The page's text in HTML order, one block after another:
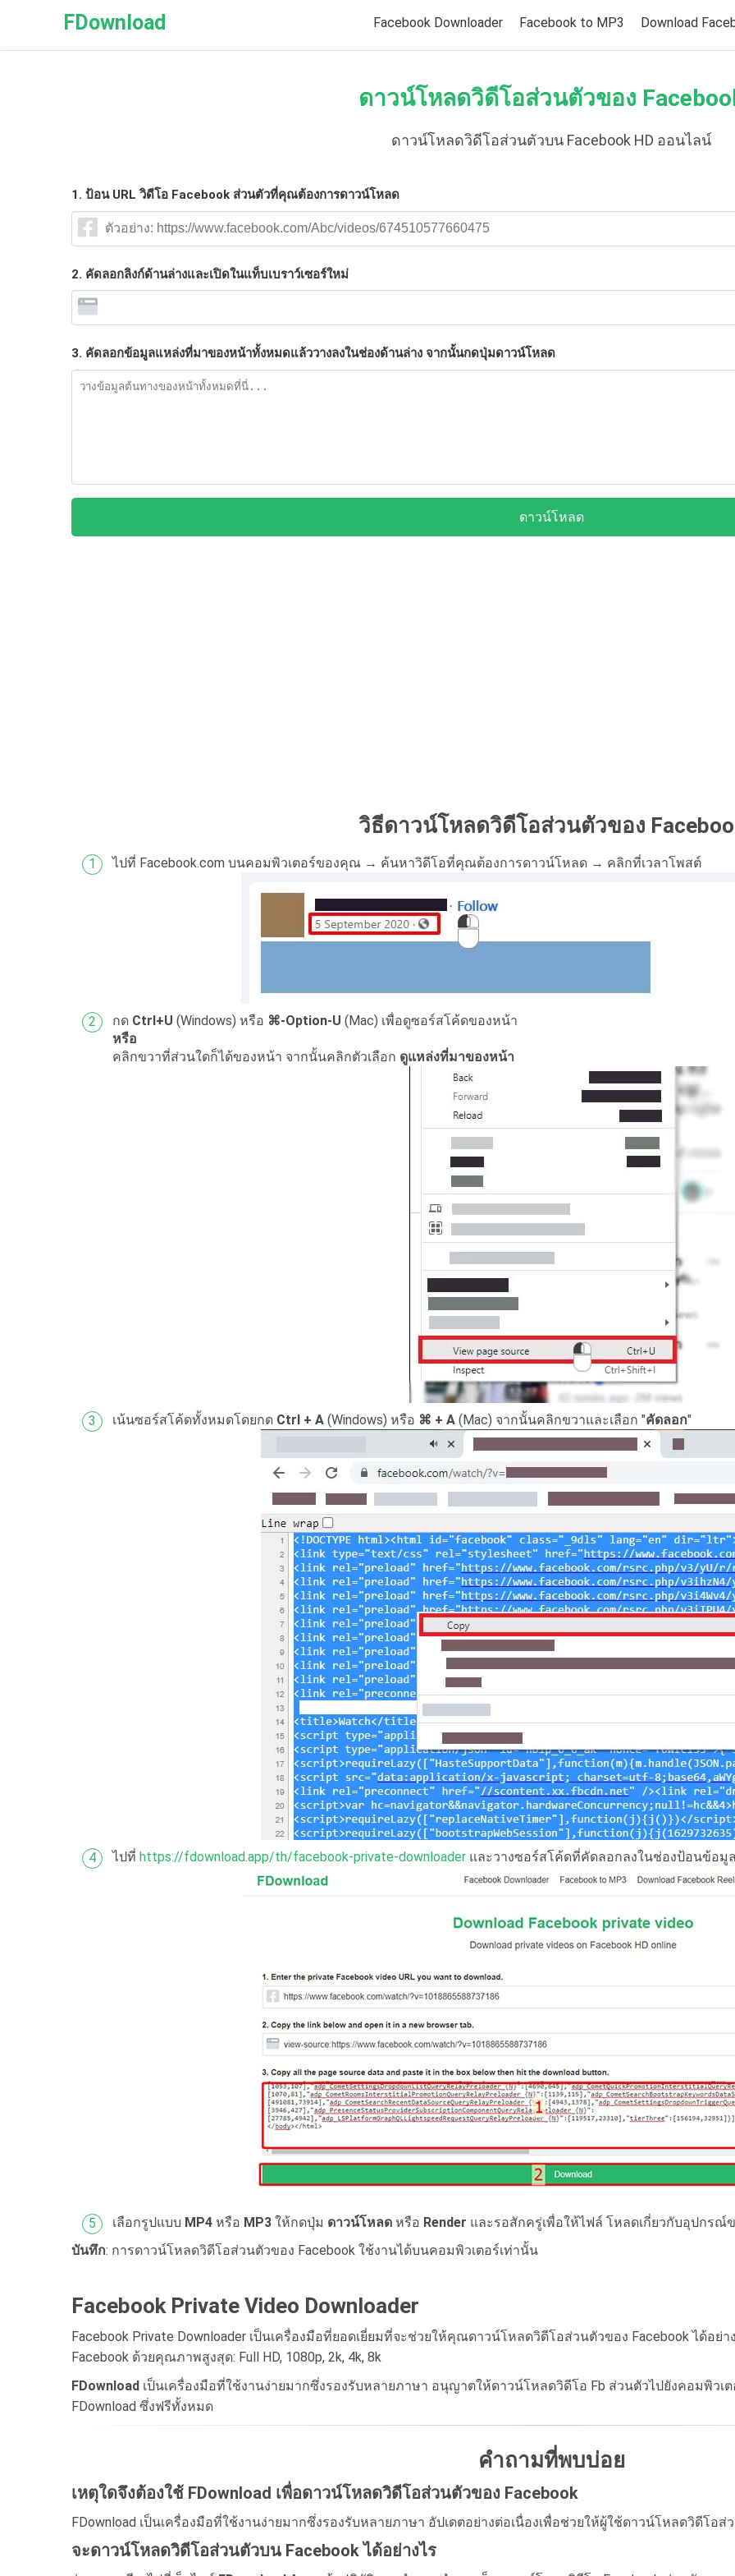
FDownload Facebook Downloader Facebook to MP3 Download
ดาวน์โหลดวิดีโอส่วนตัวของ
ดาวน์โหลดวิดีโอส่วนตัวบน Facebook HD ออนไลน์
1. ป้อน URL วิดีโอ Facebook ส่วนตัวที่คุณต้องการดาวน์โหลด
2. คัดลอกลิงก์ด้านล่างและเปิดในแท็บเบราว์เซอร์ใหม่
3. คัดลอกข้อมูลแหล่งที่มาของหน้าทั้งหมดแล้ววางลงในช่องด้านล่าง จากนั้นกดปุ่มดาวน์โหลด
ดาวน์โหลด
วิธีดาวน์โหลดวิดีโอส่วนตัวของ
ไปที่ Facebook.com บนคอมพิวเตอร์ของคุณ → ค้นหาวิดีโอที่คุณต้องการดาวน์โหลด → คลิกที่เวลาโพสต์
กด Ctrl+U (Windows) หรือ ⌘-Option-U (Mac) เพื่อดูซอร์สโค้ดของหน้า
หรือ
คลิกขวาที่ส่วนใดก็ได้ของหน้า จากนั้นคลิกตัวเลือก ดูแหล่งที่มาของหน้า
เน้นซอร์สโค้ดทั้งหมดโดยกด Ctrl + A (Windows) หรือ ⌘ + A (Mac) จากนั้นคลิกขวาและเลือก "คัดลอก"
ไปที่ https://fdownload.app/th/facebook-private-downloader และวางซอร์สโค้ดที่คัดลอกลงในช่องป้อนข้อมู
เลือกรูปแบบ MP4 หรือ MP3 ให้กดปุ่ม ดาวน์โหลด หรือ Render และรอสักครู่เพื่อให้ไฟล์ โหลดเกี่ยวกับอุปกร
บันทึก: การดาวน์โหลดวิดีโอส่วนตัวของ Facebook ใช้งานได้บนคอมพิวเตอร์เท่านั้น
Facebook Private Video Downloader
Facebook Private Downloader เป็นเครื่องมือที่ยอดเยี่ยมที่จะช่วยให้คุณดาวน์โหลดวิดีโอส่วนตัวของ Facebook ได้อ
Facebook ด้วยคุณภาพสูงสุด: Full HD, 1080p, 2k, 4k, 8k
FDownload เป็นเครื่องมือที่ใช้งานง่ายมากซึ่งรองรับหลายภาษา อนุญาตให้ดาวน์โหลดวิดีโอ Fb ส่วนตัวไปยังคอมพิวเ
FDownload ซึ่งฟรีทั้งหมด
คำถามที่พบบ่อย
เหตุใดจึงต้องใช้ FDownload เพื่อดาวน์โหลดวิดีโอส่วนตัวของ Facebook
FDownload เป็นเครื่องมือที่ใช้งานง่ายมากซึ่งรองรับหลายภาษา อัปเดตอย่างต่อเนื่องเพื่อช่วยให้ผู้ใช้ดาวน์โหลดวิดีโอส่
จะดาวน์โหลดวิดีโอส่วนตัวบน Facebook ได้อย่างไร